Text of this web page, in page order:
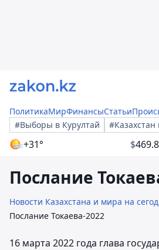
ПолитикаМирФинансыСтатьи
#Выборы в Курултай
+31° $
Послание
Новости Казахстана и мира на
Послание Токаева-2022
16 марта 2022 года глава